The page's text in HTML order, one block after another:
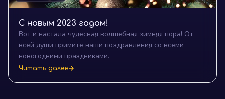
С новым 2023 годом!
Вот и настала чудесная волшебная зимняя пора! От
всей души примите наши поздравления со всеми
новогодними праздниками.
Читать далее